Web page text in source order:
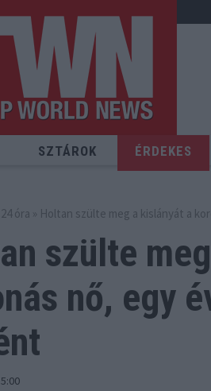
SZTÁROK ÉRDEKES
24 óra » Holtan szülte meg a kislányát a
szülte
nő, egy